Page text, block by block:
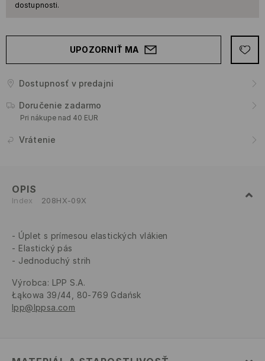
dostupnosti.
UPOZORNIŤ MA
Dostupnosť v predajni
Doručenie zadarmo
Pri nákupe nad 40 EUR
Vrátenie
OPIS
Index 208HX-09X
Úplet s prímesou elastických vlákien
Elastický pás
Jednoduchý strih
Výrobca: LPP S.A.
Łąkowa 39/44, 80-769 Gdańsk
lpp@lppsa.com